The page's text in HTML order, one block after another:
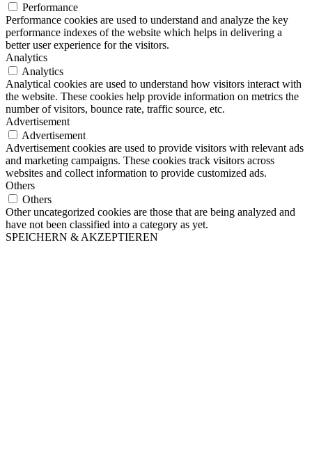
Performance
Performance cookies are used to understand and analyze the key
performance indexes of the website which helps in delivering a
better user experience for the visitors.
Analytics
Analytics
Analytical cookies are used to understand how visitors interact with
the website. These cookies help provide information on metrics the
number of visitors, bounce rate, traffic source, etc.
Advertisement
Advertisement
Advertisement cookies are used to provide visitors with relevant ads
and marketing campaigns. These cookies track visitors across
websites and collect information to provide customized ads.
Others
Others
Other uncategorized cookies are those that are being analyzed and
have not been classified into a category as yet.
SPEICHERN & AKZEPTIEREN